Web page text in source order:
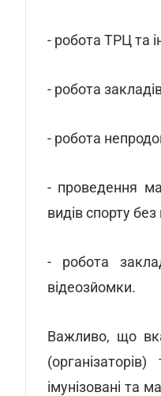
- робота ТРЦ та
- робота
- робота
- проведення
видів спорту без
- робота
відеозйомки.
Важливо, що
імунізовані та